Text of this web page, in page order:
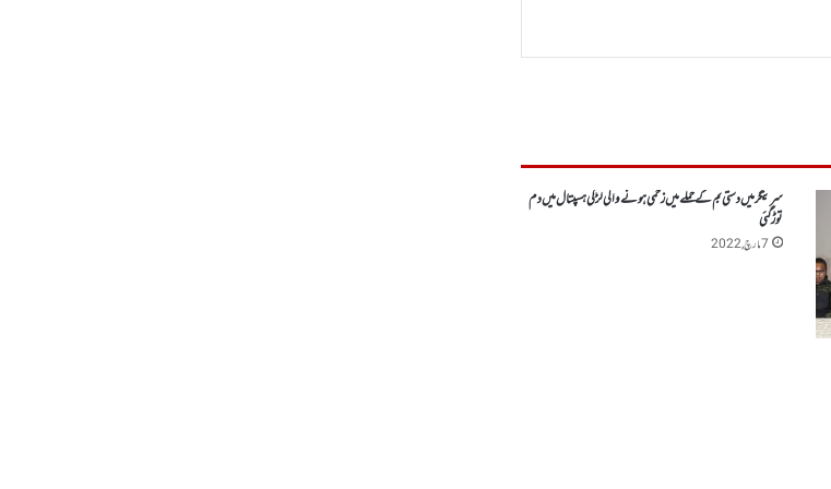
سرینگر میں دستی بم کے حملے میں زخمی ہونے والی لڑکی ہسپتال میں دم
توڑ گئی
7 مارچ, 2022